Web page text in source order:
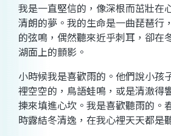
我是一直堅信的，像深根而茁壯在
清朗的夢 。我的生命是一曲琵琶行
的弦鳴，偶然聽來近乎刺耳，卻在
湖面上的顫影。
小時候我是喜歡雨的 。他們說小孩
裡空空的，鳥語蛙鳴，或是清澈得
揀來填進心坎。我是喜歡聽雨的。
時露結冬清逸，在我心裡天天都是